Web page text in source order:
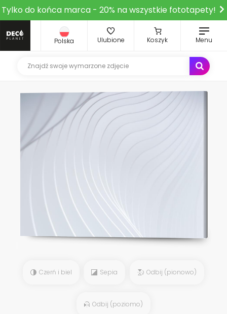
Tylko do końca marca - 20% na wszystkie fototapety!
Polska Ulubione Koszyk Menu
Czerń i biel Sepia Odbij (pionowo)
Odbij (poziomo)